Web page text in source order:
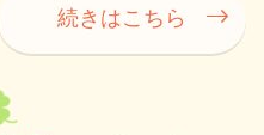
続きはこちら